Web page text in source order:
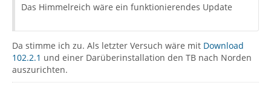
Das Himmelreich wäre ein funktionierendes Update
Da stimme ich zu. Als letzter Versuch wäre mit Download
102.2.1 und einer Darüberinstallation den TB nach Norden
auszurichten.